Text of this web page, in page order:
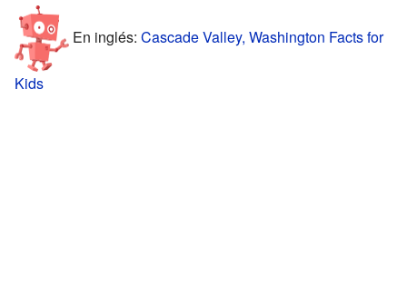
En inglés: Cascade Valley, Washington Facts for
Kids